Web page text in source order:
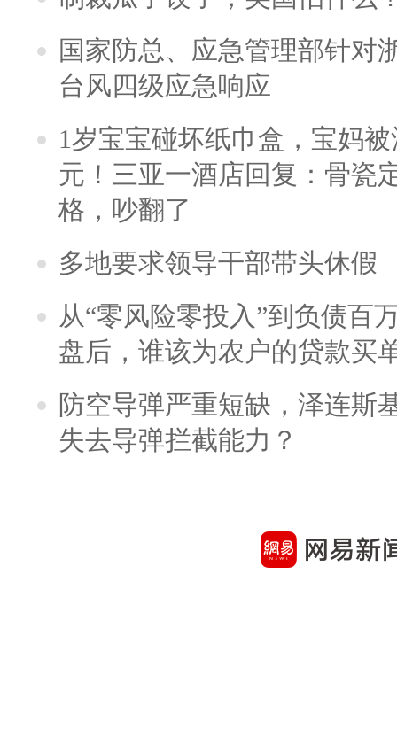
国家防总、应急管理部针对
台风四级应急响应
1岁宝宝碰坏纸巾盒，宝妈
元！三亚一酒店回复：骨瓷
格，吵翻了
多地要求领导干部带头休假
从“零风险零投入”到负债百
盘后，谁该为农户的贷款买
防空导弹严重短缺，泽连斯
失去导弹拦截能力？